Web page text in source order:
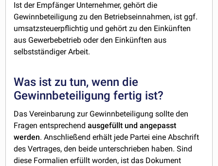
Ist der Empfänger Unternehmer, gehört die
Gewinnbeteiligung zu den Betriebseinnahmen, ist ggf.
umsatzsteuerpflichtig und gehört zu den Einkünften
aus Gewerbebetrieb oder den Einkünften aus
selbstständiger Arbeit.
Was ist zu tun, wenn die
Gewinnbeteiligung fertig ist?
Das Vereinbarung zur Gewinnbeteiligung sollte den
Fragen entsprechend ausgefüllt und angepasst
werden. Anschließend erhält jede Partei eine Abschrift
des Vertrages, den beide unterschrieben haben. Sind
diese Formalien erfüllt worden, ist das Dokument